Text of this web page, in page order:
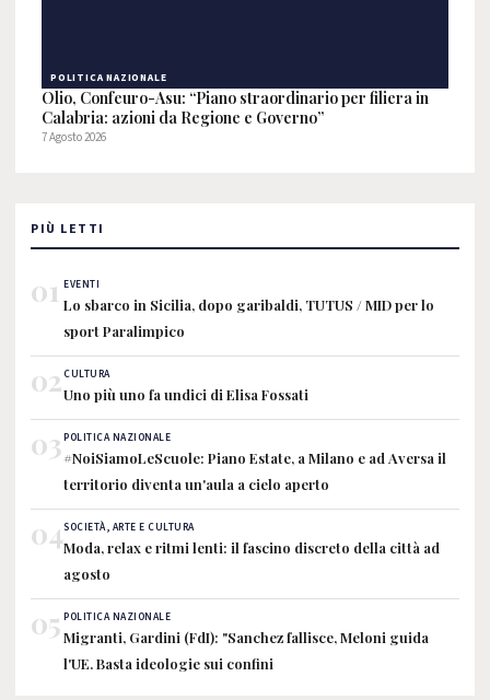
POLITICA NAZIONALE
Olio, Confeuro-Asu: “Piano straordinario per filiera in
Calabria: azioni da Regione e Governo”
7 Agosto 2026
PIÙ LETTI
01 EVENTI
Lo sbarco in Sicilia, dopo garibaldi, TUTUS / MID per lo
sport Paralimpico
02CULTURA
Uno più uno fa undici di Elisa Fossati
03POLITICA NAZIONALE
#NoiSiamoLeScuole: Piano Estate, a Milano e ad Aversa il
territorio diventa un'aula a cielo aperto
04SOCIETÀ, ARTE E CULTURA
Moda, relax e ritmi lenti: il fascino discreto della città ad
agosto
05 POLITICA NAZIONALE
Migranti, Gardini (FdI): "Sanchez fallisce, Meloni guida
l'UE. Basta ideologie sui confini